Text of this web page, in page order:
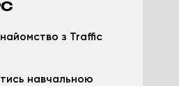
з Traffic
навчальною